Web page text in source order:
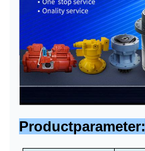
Productparameter: